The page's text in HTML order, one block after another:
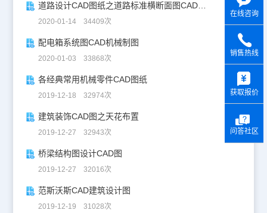
道路设计CAD图纸之道路标准横断面图CAD图纸
2020-01-14 34409次
配电箱系统图CAD机械制图
2020-01-03 33868次
各经典常用机械零件CAD图纸
2019-12-18 32974次
建筑装饰CAD图之天花布置
2019-12-27 32943次
桥梁结构图设计CAD图
2019-12-27 32016次
范斯沃斯CAD建筑设计图
2019-12-19 31028次
在线咨询
销售热线
获取报价
问答社区